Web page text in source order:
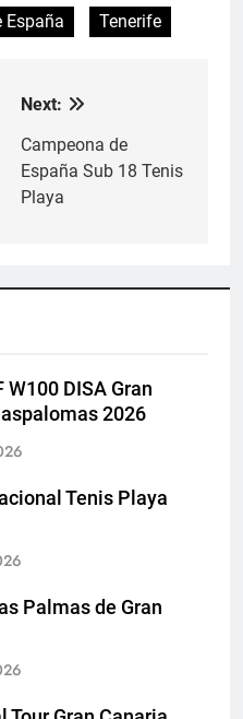
España Tenerife
Next:
Campeona de
España Sub 18 Tenis
Playa
W100 DISA Gran
2026
Tenis Playa
Palmas de Gran